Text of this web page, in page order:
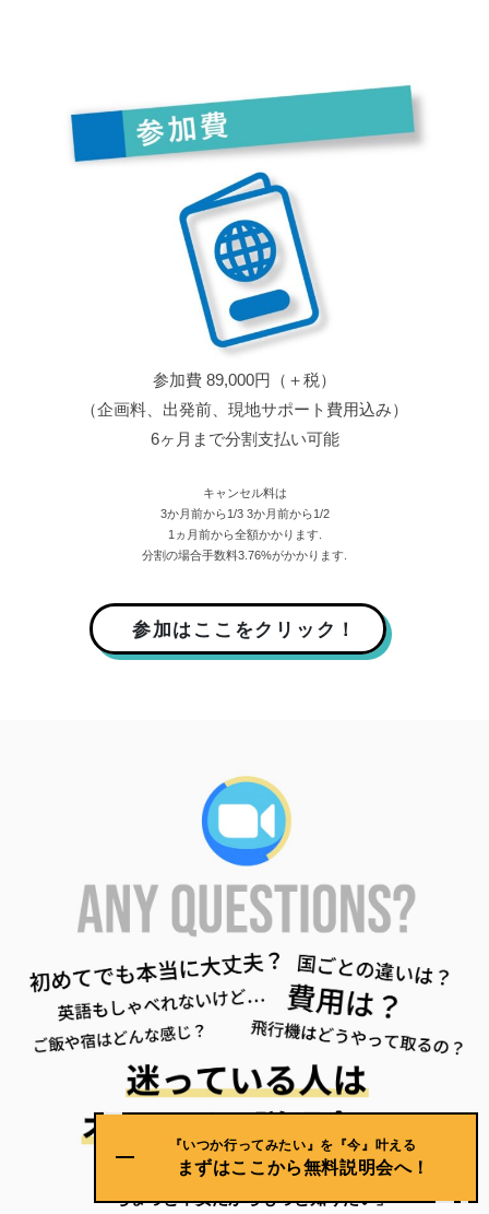
『いつか行ってみたい』を『今』叶える
まずはここから無料説明会へ！
参加費 89,000円（＋税）
（企画料、出発前、現地サポート費用込み）
6ヶ月まで分割支払い可能
キャンセル料は
3か月前から1/3 3か月前から1/2
1ヵ月前から全額かかります.
分割の場合手数料3.76%がかかります.
参加はここをクリック！
「詳しいことを聞いて決めたい」
「ちょっと不安だからもっと知りたい」